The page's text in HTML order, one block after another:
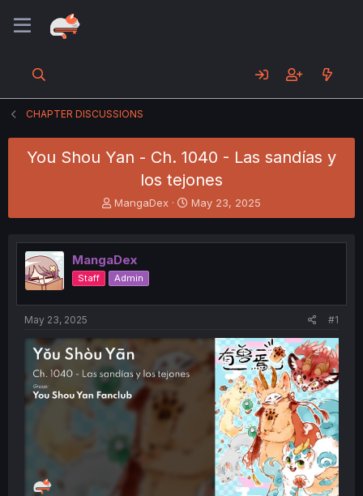
CHAPTER DISCUSSIONS
You Shou Yan - Ch. 1040 - Las sandías y
los tejones
T
h
e
a
d
s
t
t
e
r
MangaDex
S
t
r
t
May 23, 2025
MangaDex
Staff Admin
May 23, 2025 #1